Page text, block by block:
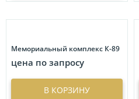
Мемориальный комплекс К-89
цена по запросу
В КОРЗИНУ